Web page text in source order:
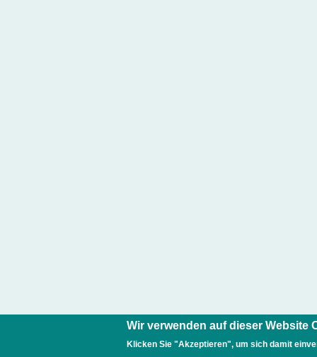
Wir verwenden auf dieser Website
Klicken Sie "Akzeptieren", um sich damit